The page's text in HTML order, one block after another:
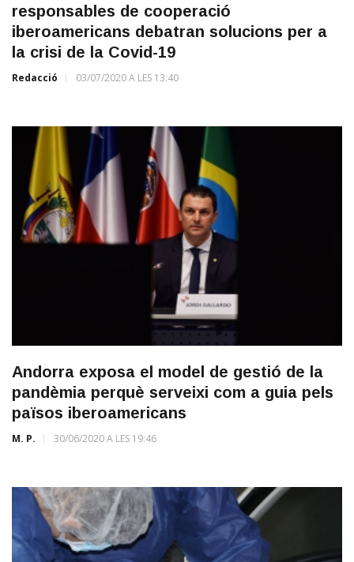
responsables de cooperació
iberoamericans debatran solucions per a
la crisi de la Covid-19
Redacció 03/07/2020 A LES 13:40
Andorra exposa el model de gestió de la
pandèmia perquè serveixi com a guia pels
països iberoamericans
M. P. 30/06/2020 A LES 19:46